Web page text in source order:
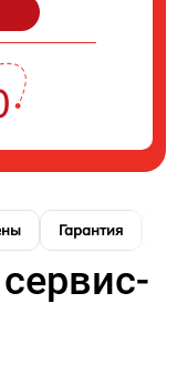
Гарантия